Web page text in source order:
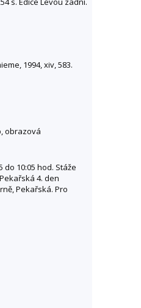
1994, xiv, 583.
obrazová
10:05 hod. Stáže
4. den
Pekařská. Pro